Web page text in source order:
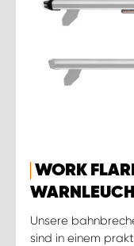
WORK
Unsere
sind in einem